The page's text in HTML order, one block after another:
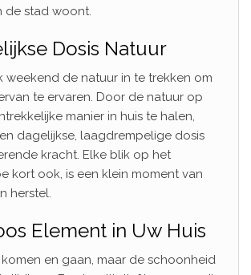
de stad woont.
Dosis Natuur
weekend de natuur in te trekken om
te ervaren. Door de natuur op
manier in huis te halen,
dagelijkse, laagdrempelige dosis
kracht. Elke blik op het
kort ook, is een klein moment van
herstel.
Element in Uw Huis
en gaan, maar de schoonheid